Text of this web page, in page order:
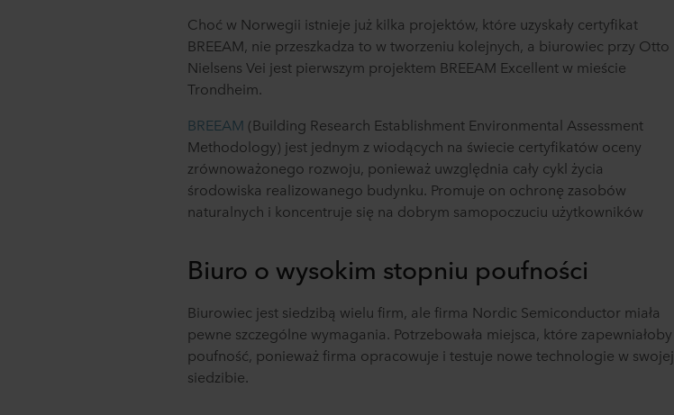
Choć w Norwegii istnieje już kilka projektów, które uzyskały certyfikat
BREEAM, nie przeszkadza to w tworzeniu kolejnych, a biurowiec przy Otto
Nielsens Vei jest pierwszym projektem BREEAM Excellent w mieście
Trondheim.
BREEAM (Building Research Establishment Environmental Assessment
Methodology) jest jednym z wiodących na świecie certyfikatów oceny
zrównoważonego rozwoju, ponieważ uwzględnia cały cykl życia
środowiska realizowanego budynku. Promuje on ochronę zasobów
naturalnych i koncentruje się na dobrym samopoczuciu użytkowników
Biuro o wysokim stopniu poufności
Biurowiec jest siedzibą wielu firm, ale firma Nordic Semiconductor miała
pewne szczególne wymagania. Potrzebowała miejsca, które zapewniałoby
poufność, ponieważ firma opracowuje i testuje nowe technologie w swojej
siedzibie.